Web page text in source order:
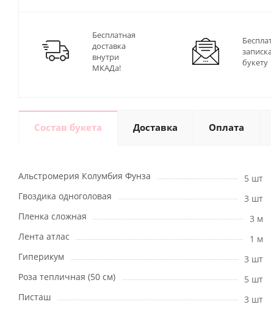
Бесплатная
доставка
внутри
МКАДа!
букету
Состав букета Доставка Оплата
Альстромерия Колумбия Фунза
5 шт
Гвоздика одноголовая
3 шт
Пленка сложная
3 м
Лента атлас
1 м
Гиперикум
3 шт
Роза тепличная (50 см)
5 шт
Писташ
3 шт